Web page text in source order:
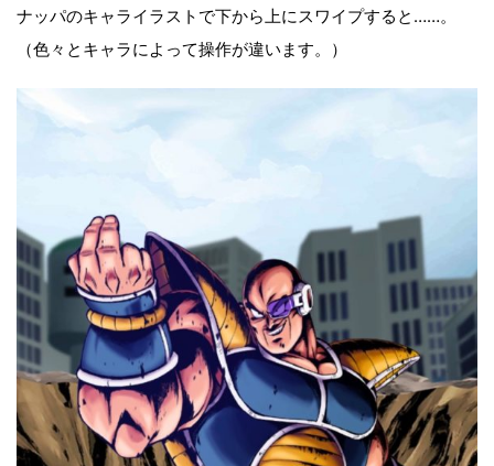
ナッパのキャライラストで下から上にスワイプすると……。
（色々とキャラによって操作が違います。）